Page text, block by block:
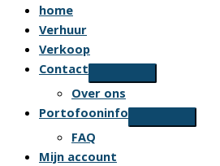
home
Verhuur
Verkoop
Contact
Over ons
Portofooninfo
FAQ
Mijn account